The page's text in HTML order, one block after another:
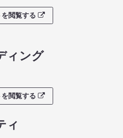
閲覧する
ィング
閲覧する
ィ